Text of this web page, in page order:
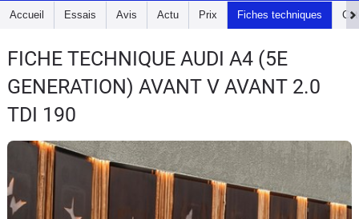
Essais
Guide
d'achat
Electriques
Utilitaires
Accueil Essais Avis Actu Prix Fiches techniques
FICHE TECHNIQUE AUDI A4 (5E
GENERATION) AVANT V AVANT 2.0
TDI 190